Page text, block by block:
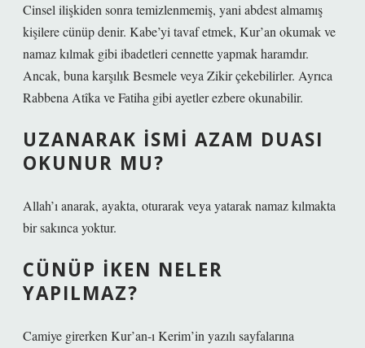
Cinsel ilişkiden sonra temizlenmemiş, yani abdest almamış
kişilere cünüp denir. Kabe’yi tavaf etmek, Kur’an okumak ve
namaz kılmak gibi ibadetleri cennette yapmak haramdır.
Ancak, buna karşılık Besmele veya Zikir çekebilirler. Ayrıca
Rabbena Atîka ve Fatiha gibi ayetler ezbere okunabilir.
UZANARAK ISMI AZAM DUASI
OKUNUR MU?
Allah’ı anarak, ayakta, oturarak veya yatarak namaz kılmakta
bir sakınca yoktur.
CÜNÜP IKEN NELER
YAPILMAZ?
Camiye girerken Kur’an-ı Kerim’in yazılı sayfalarına